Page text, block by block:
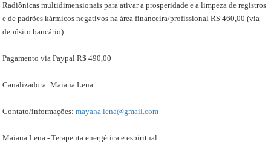
Radiônicas multidimensionais para ativar a prosperidade e a limpeza de registros
e de padrões kármicos negativos na área financeira/profissional R$ 460,00 (via
depósito bancário).
Pagamento via Paypal R$ 490,00
Canalizadora: Maiana Lena
Contato/informações: mayana.lena@gmail.com
Maiana Lena - Terapeuta energética e espiritual